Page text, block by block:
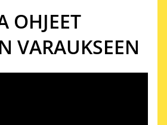
OHJEET
VARAUKSEEN